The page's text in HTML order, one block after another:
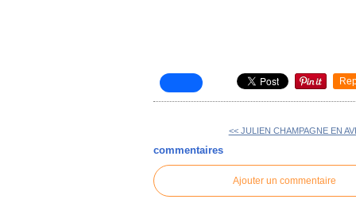
<< JULIEN CHAMPAGNE EN
commentaires
Ajouter un commentaire